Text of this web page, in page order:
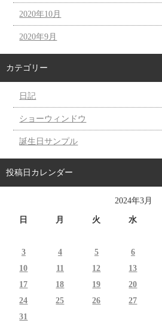
2020年10月
2020年9月
カテゴリー
日記
ショーウィンドウ
誕生日サンプル
投稿日カレンダー
2024年3月
日 月 火 水
3
4 5 6
10
11 12 13
17
18 19 20
24
25 26 27
31